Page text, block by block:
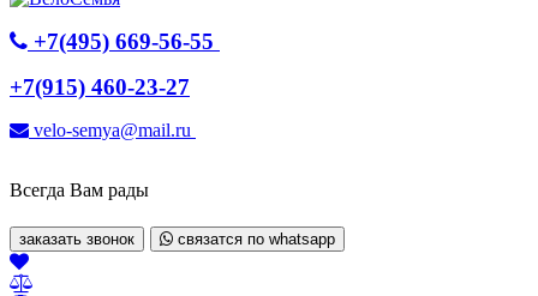
+7(495) 669-56-55
+7(915) 460-23-27
velo-semya@mail.ru
Всегда Вам рады
заказать звонок связатся по whatsapp